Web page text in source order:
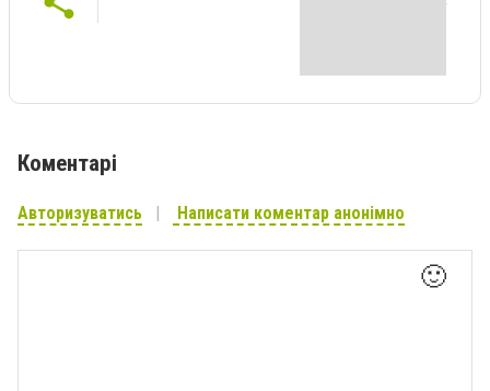
Коментарі
Авторизуватись Написати коментар анонімно
🙂